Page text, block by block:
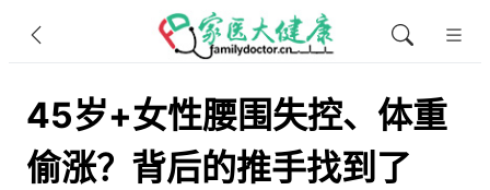
45岁+女性腰围失控、体重
偷涨？背后的推手找到了